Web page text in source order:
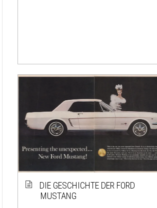
DIE GESCHICHTE DER FORD
MUSTANG